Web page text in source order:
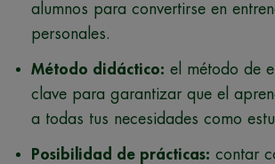
alumnos para convertirse en
personales.
Método didáctico: el método de
clave para garantizar que el
a todas tus necesidades como
Posibilidad de prácticas: contar